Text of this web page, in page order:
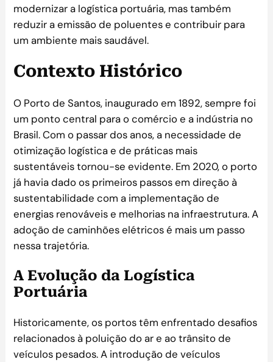
modernizar a logística portuária, mas também
reduzir a emissão de poluentes e contribuir para
um ambiente mais saudável.
Contexto Histórico
O Porto de Santos, inaugurado em 1892, sempre foi
um ponto central para o comércio e a indústria no
Brasil. Com o passar dos anos, a necessidade de
otimização logística e de práticas mais
sustentáveis tornou-se evidente. Em 2020, o porto
já havia dado os primeiros passos em direção à
sustentabilidade com a implementação de
energias renováveis e melhorias na infraestrutura. A
adoção de caminhões elétricos é mais um passo
nessa trajetória.
A Evolução da Logística
Portuária
Historicamente, os portos têm enfrentado desafios
relacionados à poluição do ar e ao trânsito de
veículos pesados. A introdução de veículos